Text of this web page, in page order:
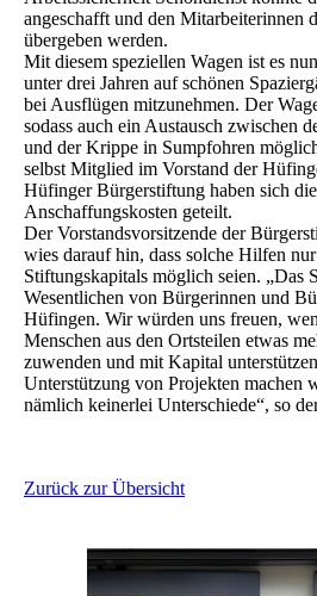
angeschafft ‎und den Mitarbeiterinnen
übergeben werden. ‎
Mit diesem speziellen Wagen ist es
unter drei Jahren auf schönen
bei Ausflügen mitzunehmen. Der
‎sodass auch ein Austausch zwischen
und der Krippe in Sumpfohren
selbst Mitglied im Vorstand der
‎Hüfinger Bürgerstiftung haben sich
Anschaffungskosten geteilt. ‎
Der Vorstandsvorsitzende der
wies darauf hin, dass solche Hilfen
Stiftungskapitals möglich seien. „Das
Wesentlichen ‎von Bürgerinnen und
Hüfingen. Wir würden uns freuen,
Menschen aus den Ortsteilen etwas
zuwenden und mit ‎Kapital
Unterstützung von Projekten machen
‎nämlich keinerlei Unterschiede“, so
Zurück zur Übersicht